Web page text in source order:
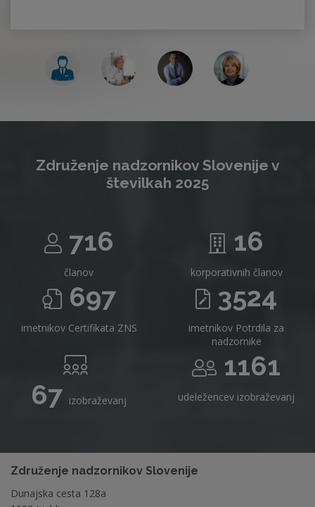
Združenje nadzornikov Slovenije v
številkah 2025
716
članov
16
korporativnih članov
697
imetnikov Certifikata ZNS
3524
imetnikov Potrdila za
nadzornike
67 izobraževanj
1161
udeležencev izobraževanj
Združenje nadzornikov Slovenije
Dunajska cesta 128a